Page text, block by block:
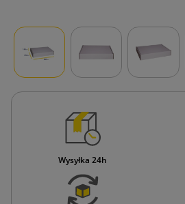
Wysyłka 24h